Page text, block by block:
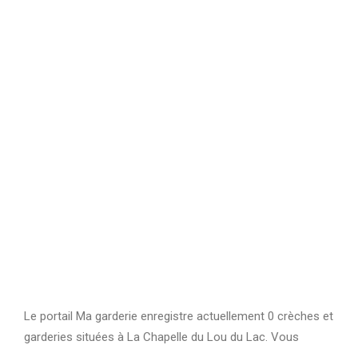
Le portail Ma garderie enregistre actuellement 0 crèches et
garderies situées à La Chapelle du Lou du Lac. Vous